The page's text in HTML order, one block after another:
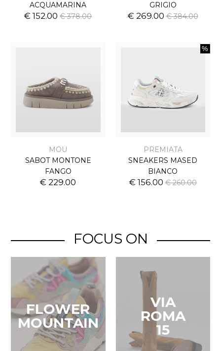
ACQUAMARINA
€ 152.00€ 378.00
GRIGIO
€ 269.00€ 384.00
MOU
SABOT MONTONE
FANGO
€ 229.00
PREMIATA
SNEAKERS MASED
BIANCO
€ 156.00€ 260.00
FOCUS ON
FLOWER
MOUNTAIN
VIA
ROMA
15